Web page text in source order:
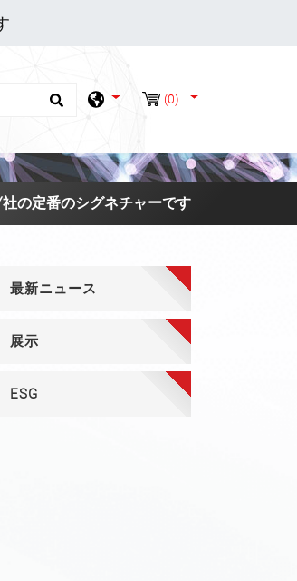
(0)
の定番のシグネチャーです
最新ニュース
展示
ESG